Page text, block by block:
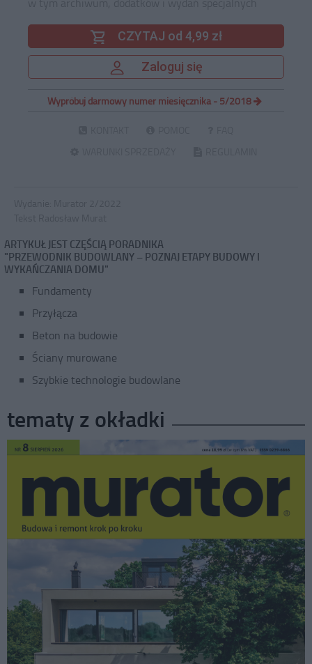
CZYTAJ od 4,99 zł
Zaloguj się
Wypróbuj darmowy numer miesięcznika - 5/2018
ARTYKUŁ JEST CZĘŚCIĄ PORADNIKA
"PRZEWODNIK BUDOWLANY – POZNAJ ETAPY BUDOWY I
WYKAŃCZANIA DOMU"
Fundamenty
Przyłącza
Beton na budowie
Ściany murowane
Szybkie technologie budowlane
tematy z okładki